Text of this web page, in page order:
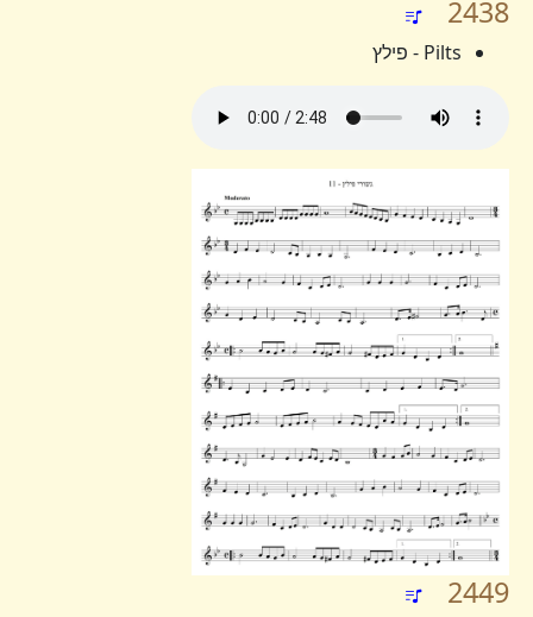
2438
Pilts - פילץ
2449